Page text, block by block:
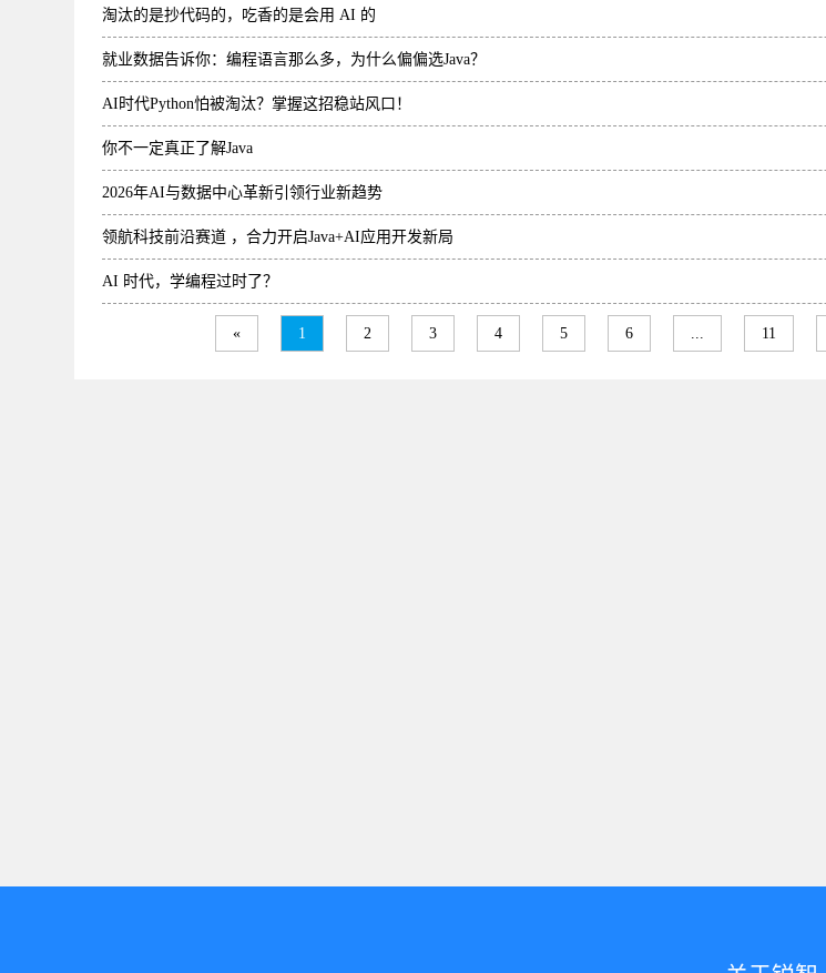
淘汰的是抄代码的，吃香的是会用 AI 的
就业数据告诉你：编程语言那么多，为什么偏偏选Java？
AI时代Python怕被淘汰？掌握这招稳站风口！
你不一定真正了解Java
2026年AI与数据中心革新引领行业新趋势
领航科技前沿赛道 ，合力开启Java+AI应用开发新局
AI 时代，学编程过时了？
« 1 2 3 4 5 6 ... 11